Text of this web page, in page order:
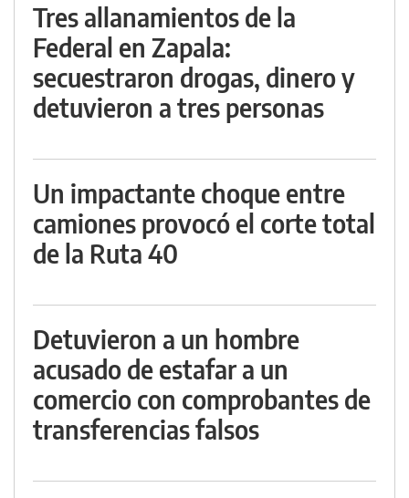
Tres allanamientos de la
Federal en Zapala:
secuestraron drogas, dinero y
detuvieron a tres personas
Un impactante choque entre
camiones provocó el corte total
de la Ruta 40
Detuvieron a un hombre
acusado de estafar a un
comercio con comprobantes de
transferencias falsos